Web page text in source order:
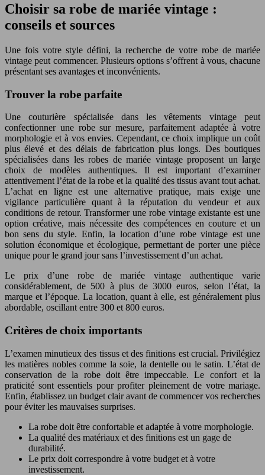
Choisir sa robe de mariée vintage :
conseils et sources
Une fois votre style défini, la recherche de votre robe de mariée
vintage peut commencer. Plusieurs options s’offrent à vous, chacune
présentant ses avantages et inconvénients.
Trouver la robe parfaite
Une couturière spécialisée dans les vêtements vintage peut
confectionner une robe sur mesure, parfaitement adaptée à votre
morphologie et à vos envies. Cependant, ce choix implique un coût
plus élevé et des délais de fabrication plus longs. Des boutiques
spécialisées dans les robes de mariée vintage proposent un large
choix de modèles authentiques. Il est important d’examiner
attentivement l’état de la robe et la qualité des tissus avant tout achat.
L’achat en ligne est une alternative pratique, mais exige une
vigilance particulière quant à la réputation du vendeur et aux
conditions de retour. Transformer une robe vintage existante est une
option créative, mais nécessite des compétences en couture et un
bon sens du style. Enfin, la location d’une robe vintage est une
solution économique et écologique, permettant de porter une pièce
unique pour le grand jour sans l’investissement d’un achat.
Le prix d’une robe de mariée vintage authentique varie
considérablement, de 500 à plus de 3000 euros, selon l’état, la
marque et l’époque. La location, quant à elle, est généralement plus
abordable, oscillant entre 300 et 800 euros.
Critères de choix importants
L’examen minutieux des tissus et des finitions est crucial. Privilégiez
les matières nobles comme la soie, la dentelle ou le satin. L’état de
conservation de la robe doit être impeccable. Le confort et la
praticité sont essentiels pour profiter pleinement de votre mariage.
Enfin, établissez un budget clair avant de commencer vos recherches
pour éviter les mauvaises surprises.
La robe doit être confortable et adaptée à votre morphologie.
La qualité des matériaux et des finitions est un gage de
durabilité.
Le prix doit correspondre à votre budget et à votre
investissement.